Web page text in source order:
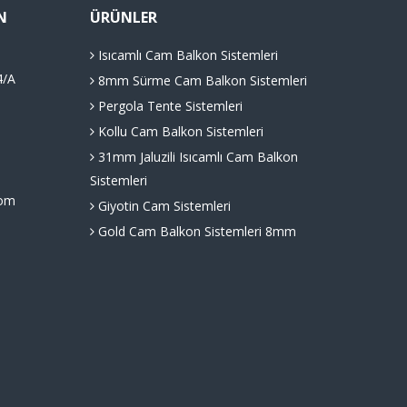
A
ÜRÜNLER
Isıcamlı Cam Balkon Sistemleri
8mm Sürme Cam Balkon Sistemleri
Pergola Tente Sistemleri
Kollu Cam Balkon Sistemleri
31mm Jaluzili Isıcamlı Cam Balkon
Sistemleri
Giyotin Cam Sistemleri
Gold Cam Balkon Sistemleri 8mm